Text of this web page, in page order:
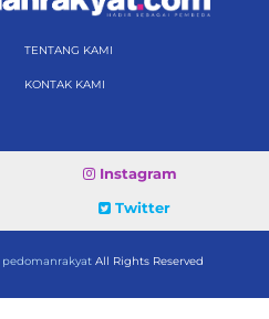
TENTANG KAMI
KONTAK KAMI
Instagram
Twitter
pedomanrakyat All Rights Reserved